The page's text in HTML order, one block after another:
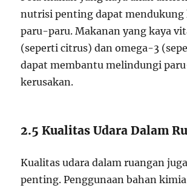
nutrisi penting dapat mendukung
paru-paru. Makanan yang kaya
(seperti citrus) dan omega-3
dapat membantu melindungi
kerusakan.
2.5 Kualitas Udara Dalam
Kualitas udara dalam ruangan
penting. Penggunaan bahan